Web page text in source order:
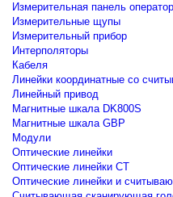
Измерительная панель
Измерительные щупы
Измерительный прибор
Интерполяторы
Кабеля
Линейки координатные со
Линейный привод
Магнитные шкала DK800S
Магнитные шкала GBP
Модули
Оптические линейки
Оптические линейки CT
Оптические линейки и